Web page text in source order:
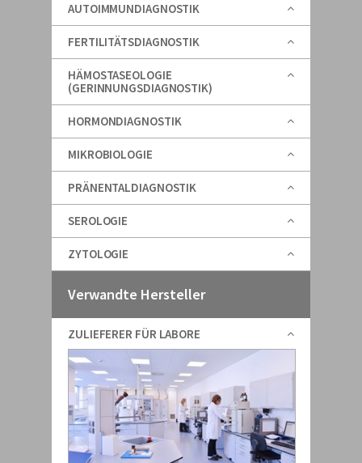
AUTOIMMUNDIAGNOSTIK
FERTILITÄTSDIAGNOSTIK
HÄMOSTASEOLOGIE
(GERINNUNGSDIAGNOSTIK)
HORMONDIAGNOSTIK
MIKROBIOLOGIE
PRÄNENTALDIAGNOSTIK
SEROLOGIE
ZYTOLOGIE
Verwandte Hersteller
ZULIEFERER FÜR LABORE